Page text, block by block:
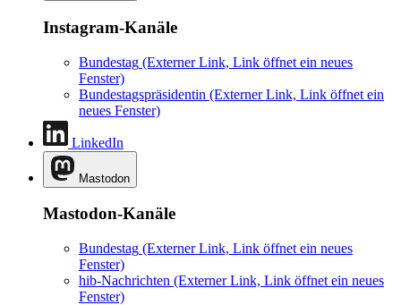
Instagram-Kanäle
Bundestag (Externer Link, Link öffnet ein neues
Fenster)
Bundestagspräsidentin (Externer Link, Link öffnet ein
neues Fenster)
LinkedIn
Mastodon
Mastodon-Kanäle
Bundestag (Externer Link, Link öffnet ein neues
Fenster)
hib-Nachrichten (Externer Link, Link öffnet ein neues
Fenster)